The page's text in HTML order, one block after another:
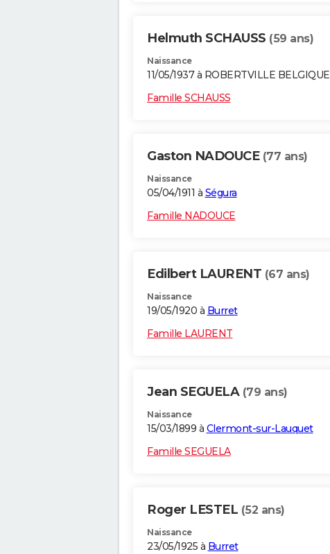
Helmuth SCHAUSS (59 ans)
Naissance
11/05/1937 à ROBERTVILLE BELGIQUE
Famille SCHAUSS
Gaston NADOUCE (77 ans)
Naissance
05/04/1911 à Ségura
Famille NADOUCE
Edilbert LAURENT (67 ans)
Naissance
19/05/1920 à Burret
Famille LAURENT
Jean SEGUELA (79 ans)
Naissance
15/03/1899 à Clermont-sur-Lauquet
Famille SEGUELA
Roger LESTEL (52 ans)
Naissance
23/05/1925 à Burret